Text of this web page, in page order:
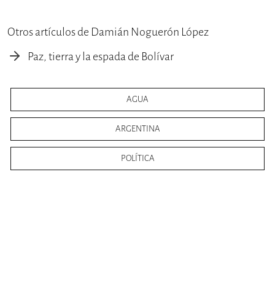
Otros artículos de Damián Noguerón López
Paz, tierra y la espada de Bolívar
AGUA
ARGENTINA
POLÍTICA